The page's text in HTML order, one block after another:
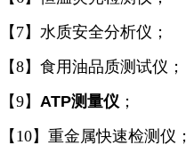
【7】水质安全分析仪；
【8】食用油品质测试仪；
【9】 ATP测量仪 ；
【10】重金属快速检测仪；